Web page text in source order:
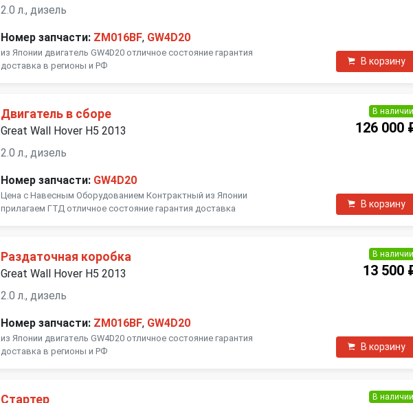
2.0 л., дизель
Номер запчасти: ZM016BF, GW4D20
из Японии двигатель GW4D20 отличное состояние гарантия
доставка в регионы и РФ
В корзину
Двигатель в сборе
Great Wall Hover H5 2013
2.0 л., дизель
Номер запчасти: GW4D20
Цена с Навесным Оборудованием Контрактный из Японии
прилагаем ГТД отличное состояние гарантия доставка
В
126 000
В корзину
Раздаточная коробка
Great Wall Hover H5 2013
2.0 л., дизель
Номер запчасти: ZM016BF, GW4D20
из Японии двигатель GW4D20 отличное состояние гарантия
доставка в регионы и РФ
В
13 500
В корзину
Стартер В